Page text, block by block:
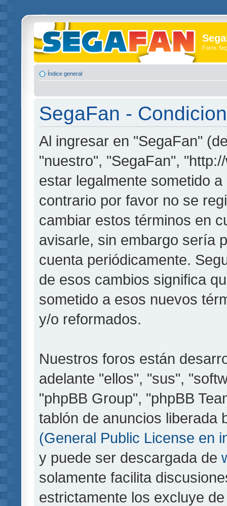
Foros
Índice general
SegaFan -
Al ingresar en "SegaFan"
"nuestro", "SegaFan",
estar legalmente sometido
contrario por favor no se
cambiar estos términos en
avisarle, sin embargo sería
cuenta periódicamente.
de esos cambios significa
sometido a esos nuevos
y/o reformados.
Nuestros foros están
adelante "ellos", "sus",
"phpBB Group", "phpBB
tablón de anuncios liberada
(General Public License en
y puede ser descargada de
solamente facilita
estrictamente los excluye